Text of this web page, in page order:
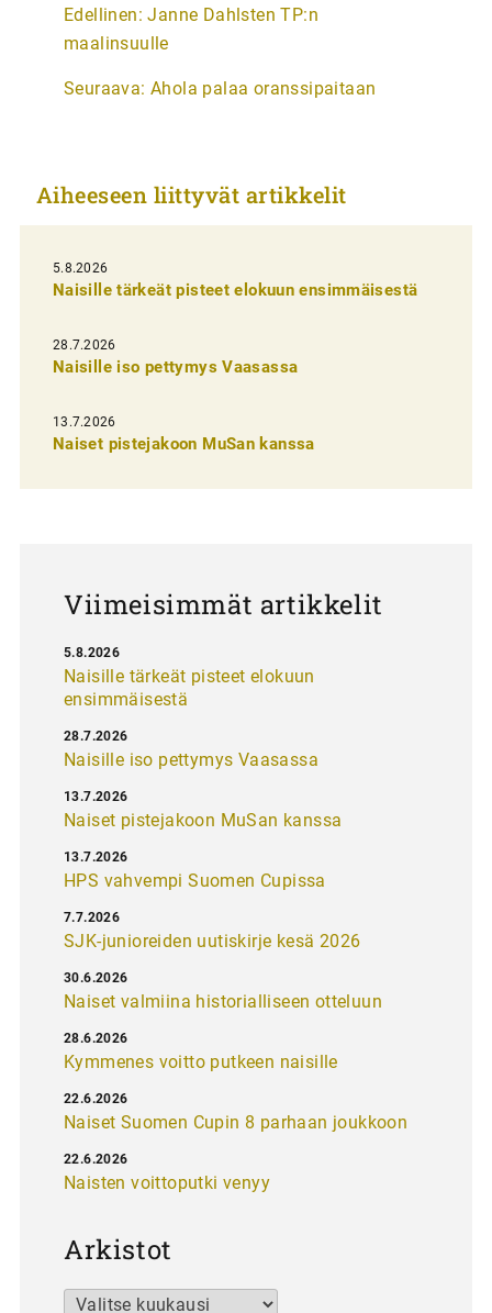
r
i
e
i
e
n
s
e
l
Edellinen: Janne Dahlsten TP:n
maalinsuulle
Seuraava: Ahola palaa oranssipaitaan
Aiheeseen liittyvät artikkelit
5.8.2026
Naisille tärkeät pisteet elokuun ensimmäisestä
28.7.2026
Naisille iso pettymys Vaasassa
13.7.2026
Naiset pistejakoon MuSan kanssa
Viimeisimmät artikkelit
Naisille tärkeät pisteet elokuun
ensimmäisestä
5.8.2026
Naisille iso pettymys Vaasassa
28.7.2026
Naiset pistejakoon MuSan kanssa
13.7.2026
HPS vahvempi Suomen Cupissa
13.7.2026
SJK-junioreiden uutiskirje kesä 2026
7.7.2026
Naiset valmiina historialliseen otteluun
30.6.2026
Kymmenes voitto putkeen naisille
28.6.2026
Naiset Suomen Cupin 8 parhaan joukkoon
22.6.2026
Naisten voittoputki venyy
22.6.2026
Arkistot
Arkistot